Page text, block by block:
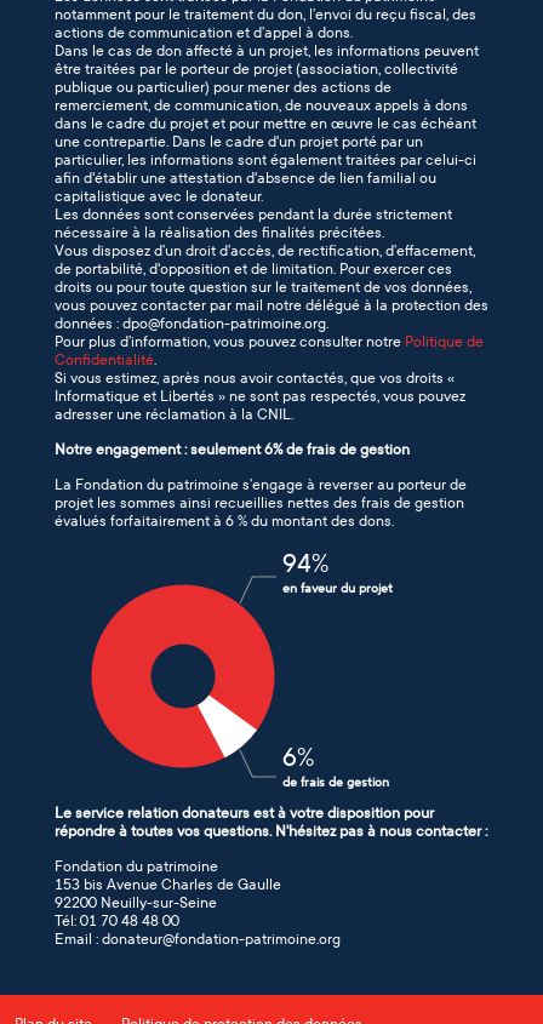
notamment pour le traitement du don, l’envoi du reçu fiscal, des
actions de communication et d’appel à dons.
Dans le cas de don affecté à un projet, les informations peuvent
être traitées par le porteur de projet (association, collectivité
publique ou particulier) pour mener des actions de
remerciement, de communication, de nouveaux appels à dons
dans le cadre du projet et pour mettre en œuvre le cas échéant
une contrepartie. Dans le cadre d'un projet porté par un
particulier, les informations sont également traitées par celui-ci
afin d'établir une attestation d'absence de lien familial ou
capitalistique avec le donateur.
Les données sont conservées pendant la durée strictement
nécessaire à la réalisation des finalités précitées.
Vous disposez d’un droit d’accès, de rectification, d’effacement,
de portabilité, d'opposition et de limitation. Pour exercer ces
droits ou pour toute question sur le traitement de vos données,
vous pouvez contacter par mail notre délégué à la protection des
données : dpo@fondation-patrimoine.org.
Pour plus d’information, vous pouvez consulter notre Politique de
Confidentialité.
Si vous estimez, après nous avoir contactés, que vos droits «
Informatique et Libertés » ne sont pas respectés, vous pouvez
adresser une réclamation à la CNIL.
Notre engagement : seulement 6% de frais de gestion
La Fondation du patrimoine s’engage à reverser au porteur de
projet les sommes ainsi recueillies nettes des frais de gestion
évalués forfaitairement à 6 % du montant des dons.
94%
en faveur du projet
6%
de frais de gestion
Le service relation donateurs est à votre disposition pour
répondre à toutes vos questions. N'hésitez pas à nous contacter :
Fondation du patrimoine
153 bis Avenue Charles de Gaulle
92200 Neuilly-sur-Seine
Tél: 01 70 48 48 00
Email : donateur@fondation-patrimoine.org